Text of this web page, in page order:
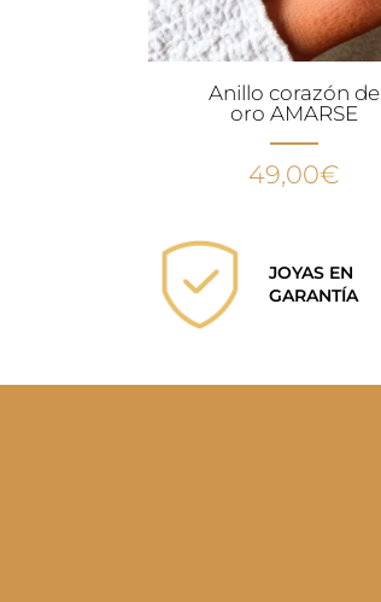
Anillo corazón de
oro AMARSE
49,00€
JOYAS EN
GARANTÍA